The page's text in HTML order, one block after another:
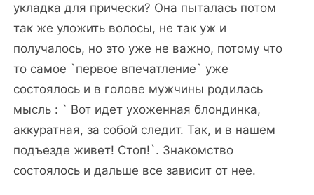
укладка для прически? Она пыталась потом
так же уложить волосы, не так уж и
получалось, но это уже не важно, потому что
то самое `первое впечатление` уже
состоялось и в голове мужчины родилась
мысль : ` Вот идет ухоженная блондинка,
аккуратная, за собой следит. Так, и в нашем
подъезде живет! Стоп!`. Знакомство
состоялось и дальше все зависит от нее.